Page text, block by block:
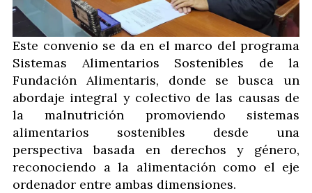
Este convenio se da en el marco del programa
Sistemas Alimentarios Sostenibles de la
Fundación Alimentaris, donde se busca un
abordaje integral y colectivo de las causas de
la malnutrición promoviendo sistemas
alimentarios sostenibles desde una
perspectiva basada en derechos y género,
reconociendo a la alimentación como el eje
ordenador entre ambas dimensiones.